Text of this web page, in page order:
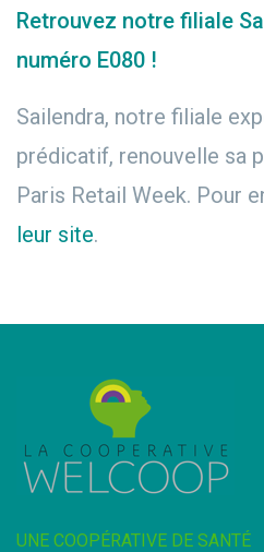
Retrouvez notre filiale
numéro E080 !
Sailendra, notre filiale
prédicatif, renouvelle sa
Paris Retail Week. Pour
leur site.
UNE COOPÉRATIVE DE SANTÉ